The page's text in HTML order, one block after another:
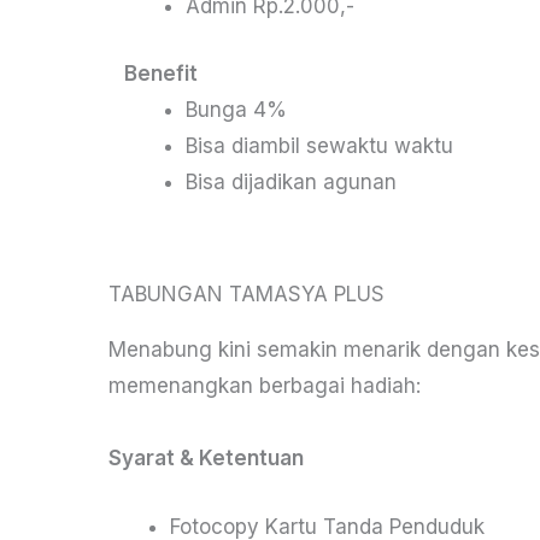
Admin Rp.2.000,-
Benefit
Bunga 4%
Bisa diambil sewaktu waktu
Bisa dijadikan agunan
TABUNGAN TAMASYA PLUS
Menabung kini semakin menarik dengan
memenangkan berbagai hadiah:
Syarat & Ketentuan
Fotocopy Kartu Tanda Penduduk